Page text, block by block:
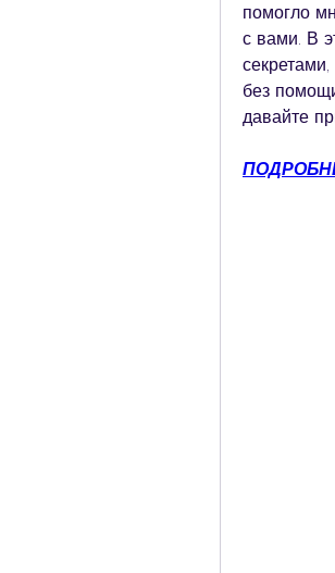
помогло
с вами. В
без
давайте